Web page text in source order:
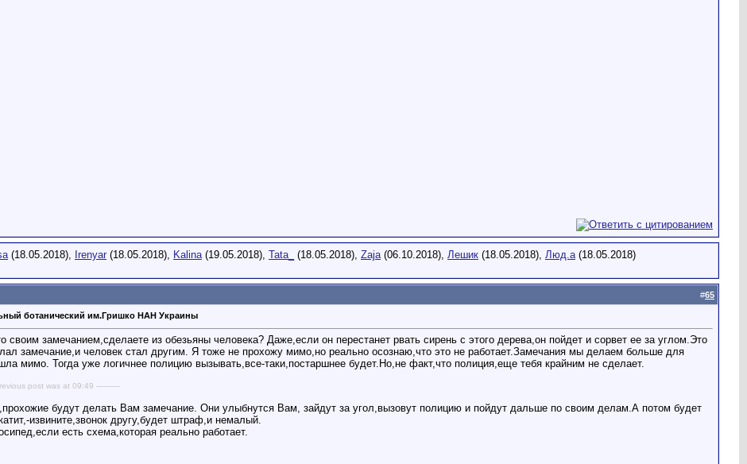
(18.05.2018), Irenyar (18.05.2018), Kalina(19.05.2018), Tata_ (18.05.2018), Zaja(06.10.2018), Лешик (18.05.2018), Люд.а(18.05.2018)
#65
ботанический им.Гришко НАН Украины
своим замечанием,сделаете из обезьяны человека? Даже,если он перестанет рвать сирень с этого дерева,он пойдет и сорвет ее за углом.Это
замечание,и человек стал другим. Я тоже не прохожу мимо,но реально осознаю,что это не работает.Замечания мы делаем больше для
мимо. Тогда уже логичнее полицию вызывать,все-таки,постаршнее будет.Но,не факт,что полиция,еще тебя крайним не сделает.
post was at 09:49 ----------
будут делать Вам замечание. Они улыбнутся Вам, зайдут за угол,вызовут полицию и пойдут дальше по своим делам.А потом будет
извините,звонок другу,будет штраф,и немалый.
есть схема,которая реально работает.